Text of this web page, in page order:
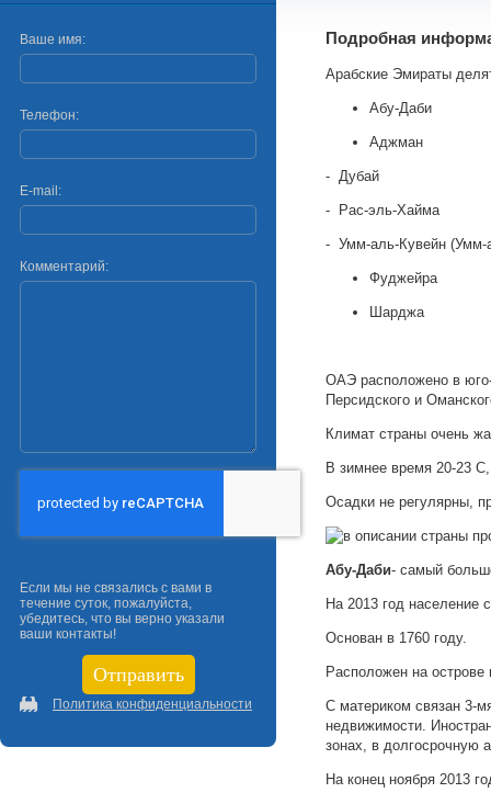
Подробная
Арабские Эмираты
Абу-Даби
Аджман
- Дубай
- Рас-эль-Хайма
- Умм-аль-Кувейн (Умм-
Фуджейра
Шарджа
ОАЭ расположено в
Персидского и
Климат страны очень
В зимнее время 20-23
Осадки не регулярны,
Абу-Даби- самый
На 2013 год население
Основан в 1760 году.
Расположен на острове
С материком связан 3-
недвижимости.
зонах, в долгосрочную
На конец ноября 2013
Ваше имя:
Телефон:
E-mail:
Комментарий:
Если мы не связались с вами в
течение суток, пожалуйста,
убедитесь, что вы верно указали
ваши контакты!
Политика конфиденциальности